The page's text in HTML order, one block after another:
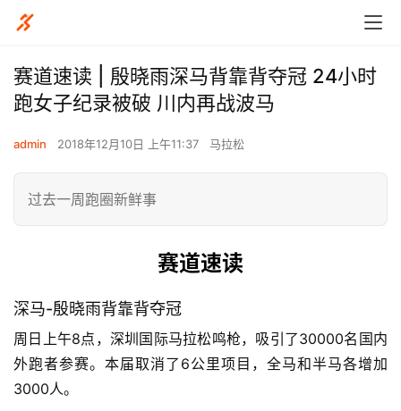
赛道速读 | 殷晓雨深马背靠背夺冠 24小时
跑女子纪录被破 川内再战波马
admin 2018年12月10日 上午11:37 马拉松
过去一周跑圈新鲜事
赛道速读
深马-殷晓雨背靠背夺冠
周日上午8点，深圳国际马拉松鸣枪，吸引了30000名国内
外跑者参赛。 本届取消了6公里项目，全马和半马各增加
3000人。